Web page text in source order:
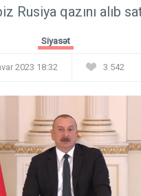
Güney
Müsahibə
İdman
Rusiya qazını alıb
Siyasət
2023 18:32 3 542